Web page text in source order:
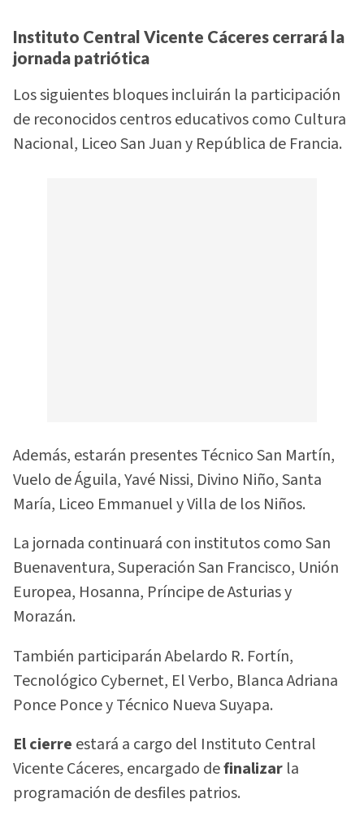
Instituto Central Vicente Cáceres cerrará la
jornada patriótica
Los siguientes bloques incluirán la participación
de reconocidos centros educativos como Cultura
Nacional, Liceo San Juan y República de Francia.
Además, estarán presentes Técnico San Martín,
Vuelo de Águila, Yavé Nissi, Divino Niño, Santa
María, Liceo Emmanuel y Villa de los Niños.
La jornada continuará con institutos como San
Buenaventura, Superación San Francisco, Unión
Europea, Hosanna, Príncipe de Asturias y
Morazán.
También participarán Abelardo R. Fortín,
Tecnológico Cybernet, El Verbo, Blanca Adriana
Ponce Ponce y Técnico Nueva Suyapa.
El cierre estará a cargo del Instituto Central
Vicente Cáceres, encargado definalizar la
programación de desfiles patrios.